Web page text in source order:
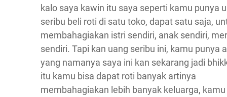
kalo saya kawin itu saya seperti kamu punya
seribu beli roti di satu toko, dapat satu saja,
membahagiakan istri sendiri, anak sendiri,
sendiri. Tapi kan uang seribu ini, kamu punya
yang namanya saya ini kan sekarang jadi
itu kamu bisa dapat roti banyak artinya
membahagiakan lebih banyak keluarga,